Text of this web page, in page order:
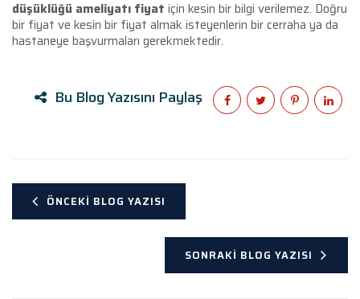
düşüklüğü ameliyatı fiyat için kesin bir bilgi verilemez. Doğru
bir fiyat ve kesin bir fiyat almak isteyenlerin bir cerraha ya da
hastaneye başvurmaları gerekmektedir.
Bu Blog Yazısını Paylaş
ÖNCEKI BLOG YAZISI
SONRAKI BLOG YAZISI